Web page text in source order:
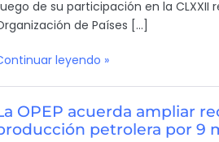
de su participación en la CLXXII
de Países […]
leyendo »
OPEP acuerda ampliar
petrolera por 9